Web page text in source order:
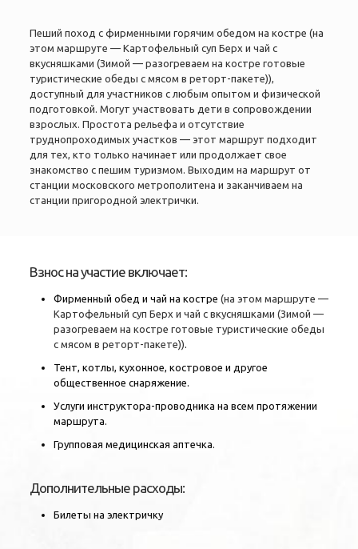
Пеший поход с фирменными горячим обедом на костре (на
этом маршруте — Картофельный суп Берх и чай с
вкусняшками (Зимой — разогреваем на костре готовые
туристические обеды с мясом в реторт-пакете)),
доступный для участников с любым опытом и физической
подготовкой. Могут участвовать дети в сопровождении
взрослых. Простота рельефа и отсутствие
труднопроходимых участков — этот маршрут подходит
для тех, кто только начинает или продолжает свое
знакомство с пешим туризмом. Выходим на маршрут от
станции московского метрополитена и заканчиваем на
станции пригородной электрички.
Взнос на участие включает:
Фирменный обед и чай на костре (на этом маршруте —
Картофельный суп Берх и чай с вкусняшками (Зимой —
разогреваем на костре готовые туристические обеды
с мясом в реторт-пакете)).
Тент, котлы, кухонное, костровое и другое
общественное снаряжение.
Услуги инструктора-проводника на всем протяжении
маршрута.
Групповая медицинская аптечка.
Дополнительные расходы:
Билеты на электричку